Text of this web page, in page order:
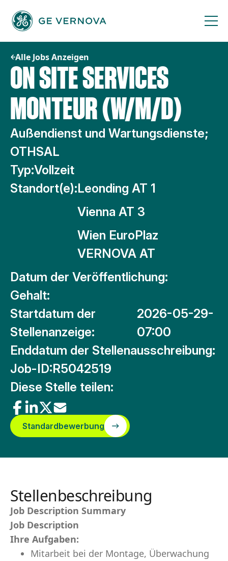
Inhalt
springen
Alle Jobs Anzeigen
ON SITE SERVICES
MONTEUR (W/M/D)
Außendienst und Wartungsdienste;
OTHSAL
Typ:Vollzeit
Standort(e):Leonding AT 1
Vienna AT 3
Wien EuroPlaz
VERNOVA AT
Datum der Veröffentlichung:
Gehalt:
Startdatum der
Stellenanzeige:
2026-05-29-
07:00
Enddatum der Stellenausschreibung:
Job-ID:R5042519
Diese Stelle teilen:
Standardbewerbung
Stellenbeschreibung
Job Description Summary
Job Description
Ihre Aufgaben:
Mitarbeit bei der Montage, Überwachung